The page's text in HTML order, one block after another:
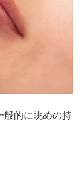
般的に眺めの持